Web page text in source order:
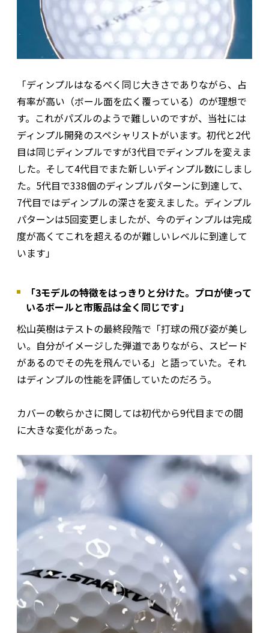
「ディンプルはなるべく同じ大きさでありながら、占
有率が高い（ボール面を広く覆っている）のが理想で
す。これがパズルのようで難しいのですが、当社には
ディンプル開発のスペシャリストがいます。初代と2代
目は同じディンプルですが3代目でディンプルを変えま
した。そして4代目でまた新しいディンプル数にしまし
た。5代目で338個のディンプルパターンに到達して、
7代目ではディンプルの深さを変えました。ディンプル
パターンは5回変更しましたが、今のディンプルは完成
度が高くてこれを超えるのが難しいレベルに到達して
います」
「3モデルの特徴をはっきりと分けた。プロが使って
いるボールと市販品は全く同じです」
松山英樹はテストの最終段階で「打球の飛び姿が美し
い。自分がイメージした弾道でありながら、スピード
があるのでその先を飛んでいる」と語っていた。それ
はディンプルの性能を評価していたのだろう。
カバーの軟らかさに関しては初代から9代目までの間
に大きな変化があった。